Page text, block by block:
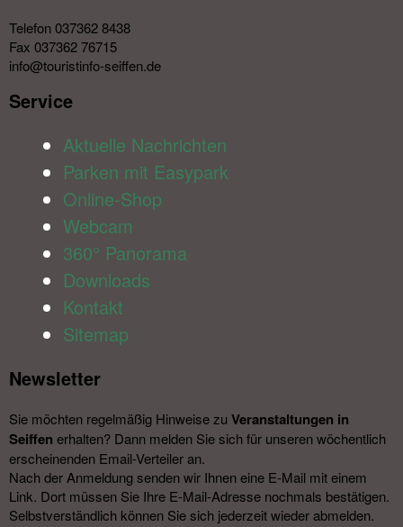
Telefon 037362 8438
Fax 037362 76715
info@touristinfo-seiffen.de
Service​
Aktuelle Nachrichten
Parken mit Easypark
Online-Shop
Webcam
360° Panorama
Downloads
Kontakt
Sitemap
Newsletter​
Sie möchten regelmäßig Hinweise zu Veranstal­tungen in
Seiffen erhalten? Dann melden Sie sich für unseren wöchentlich
erscheinenden Email-Verteiler an.
Nach der Anmeldung senden wir Ihnen eine E-Mail mit einem
Link. Dort müssen Sie Ihre E-Mail-Adresse nochmals bestätigen.
Selbstverständlich können Sie sich jederzeit wieder abmelden.​